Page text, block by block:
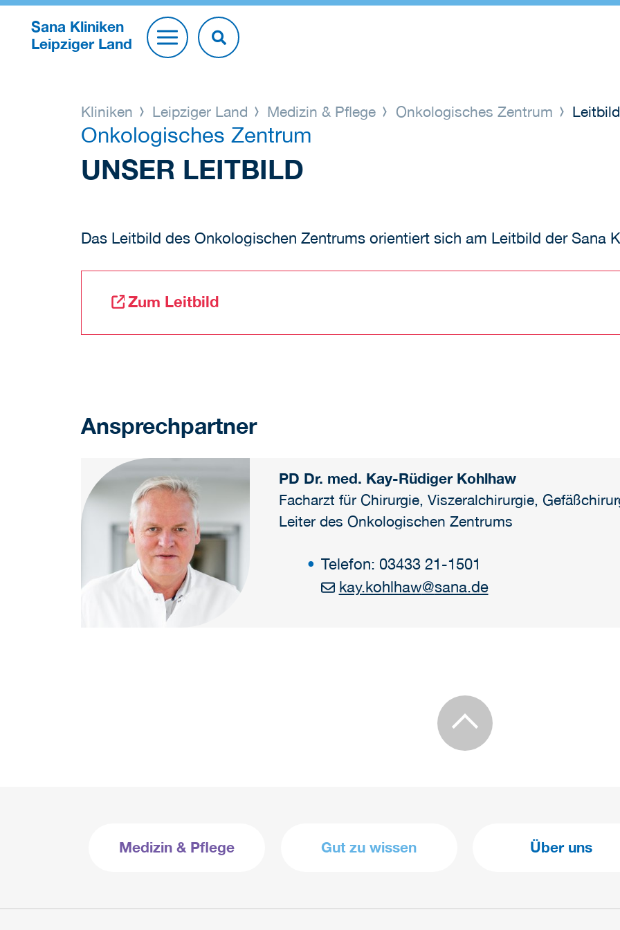
Sana Kliniken
Leipziger Land
Kliniken Leipziger Land Medizin & Pflege Onkologisches Zentrum Leitbild
Onkologisches Zentrum
UNSER LEITBILD
Das Leitbild des Onkologischen Zentrums orientiert sich am Leitbild der Sana
Zum Leitbild
Ansprechpartner
PD Dr. med. Kay-Rüdiger Kohlhaw
Facharzt für Chirurgie, Viszeralchirurgie,
Leiter des Onkologischen Zentrums
Telefon: 03433 21-1501
kay.kohlhaw@sana.de
Medizin & Pflege Gut zu wissen Über uns